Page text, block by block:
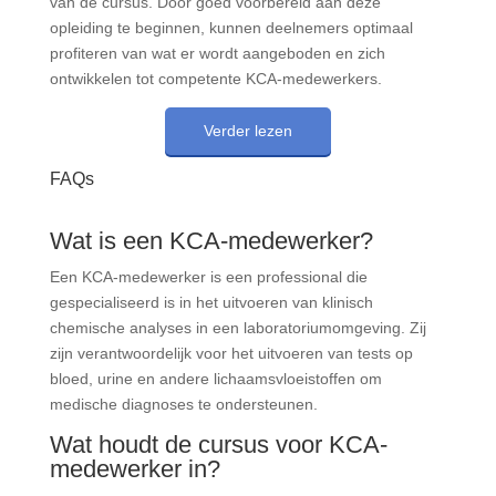
opleiding te beginnen, kunnen deelnemers optimaal
profiteren van wat er wordt aangeboden en zich
ontwikkelen tot competente KCA-medewerkers.
Verder lezen
FAQs
Wat is een KCA-medewerker?
Een KCA-medewerker is een professional die
gespecialiseerd is in het uitvoeren van klinisch
chemische analyses in een laboratoriumomgeving. Zij
zijn verantwoordelijk voor het uitvoeren van tests op
bloed, urine en andere lichaamsvloeistoffen om
medische diagnoses te ondersteunen.
Wat houdt de cursus voor KCA-
medewerker in?